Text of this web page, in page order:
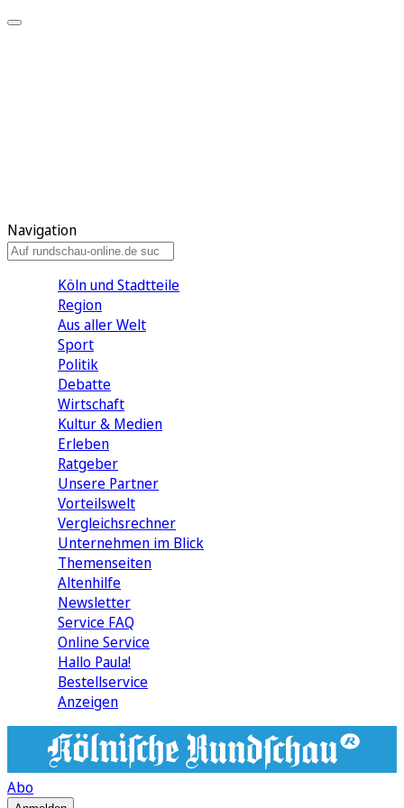
Navigation
Köln und Stadtteile
Region
Aus aller Welt
Sport
Politik
Debatte
Wirtschaft
Kultur & Medien
Erleben
Ratgeber
Unsere Partner
Vorteilswelt
Vergleichsrechner
Unternehmen im Blick
Themenseiten
Altenhilfe
Newsletter
Service FAQ
Online Service
Hallo Paula!
Bestellservice
Anzeigen
Abo